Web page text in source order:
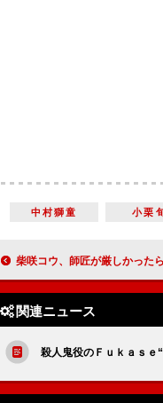
中村獅童 小栗
柴咲コウ、師匠が厳しかったら「飛び出てどっかに行っちゃうか
関連ニュース
殺人鬼役のＦｕｋａｓ